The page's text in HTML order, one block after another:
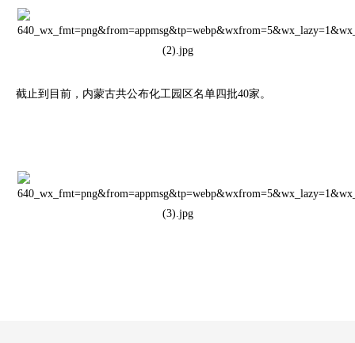
截止到目前，内蒙古共公布化工园区名单四批40家。